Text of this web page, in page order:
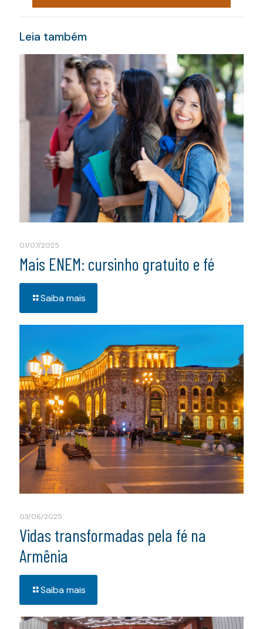
Leia também
01/07/2025
Mais ENEM: cursinho gratuito e fé
Saiba mais
03/06/2025
Vidas transformadas pela fé na
Armênia
Saiba mais